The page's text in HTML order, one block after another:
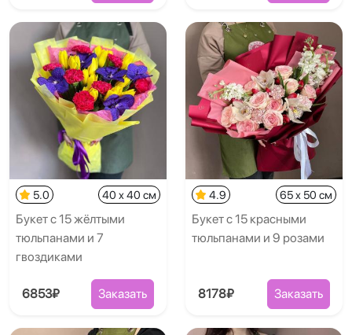
5.0 40 x 40 см
Букет с 15 жёлтыми
тюльпанами и 7
гвоздиками
6853₽ Заказать
4.9 65 x 50 см
Букет с 15 красными
тюльпанами и 9 розами
8178₽ Заказать